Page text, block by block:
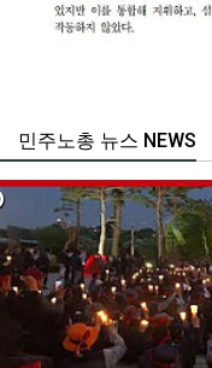
주노총 뉴스 NEWS